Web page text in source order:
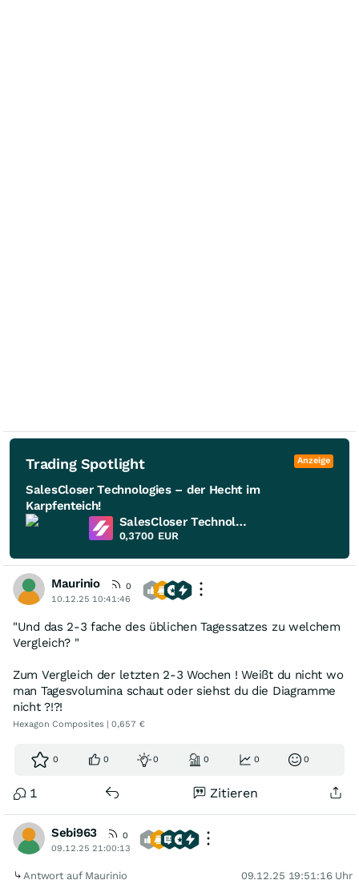
Trading Spotlight Anzeige
SalesCloser Technologies – der Hecht im
Karpfenteich!
SalesCloser Technologies
0,3700 EUR
Maurinio
0
10.12.25 10:41:46
"Und das 2-3 fache des üblichen Tagessatzes zu welchem
Vergleich? "
Zum Vergleich der letzten 2-3 Wochen ! Weißt du nicht wo
man Tagesvolumina schaut oder siehst du die Diagramme
nicht ?!?!
Hexagon Composites | 0,657 €
0 0 0 0 0 0
1 Zitieren
Sebi963
0
09.12.25 21:00:13
Antwort auf Maurinio 09.12.25 19:51:16 Uhr